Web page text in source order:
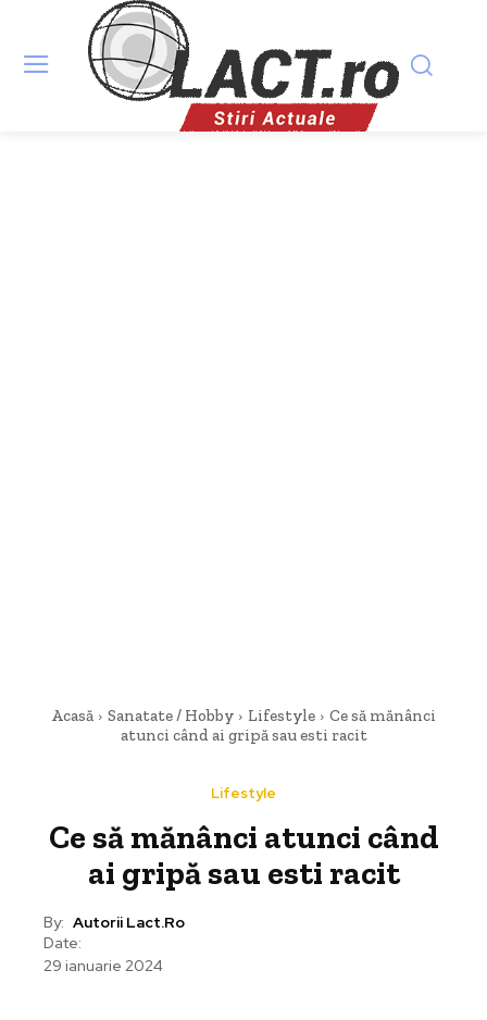
Acasă Sanatate / Hobby Lifestyle
Ce să mănânci
atunci când ai gripă sau esti racit
Lifestyle
Ce să mănânci atunci când
ai gripă sau esti racit
By: Autorii Lact.ro
Date:
29 ianuarie 2024